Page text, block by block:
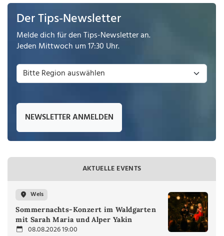
Der Tips-Newsletter
Melde dich für den Tips-Newsletter an.
Jeden Mittwoch um 17:30 Uhr.
NEWSLETTER ANMELDEN
AKTUELLE EVENTS
Wels
Sommernachts-Konzert im Waldgarten
mit Sarah Maria und Alper Yakin
08.08.2026 19:00